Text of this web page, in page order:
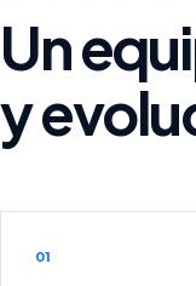
Un
y
01